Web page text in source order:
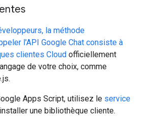
la méthode
l'API Google Chat consiste à
clientes Cloud officiellement
de votre choix, comme
Apps Script, utilisez le service
une bibliothèque cliente.